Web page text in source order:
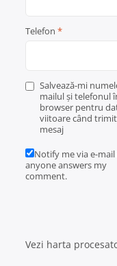
Telefon *
Salvează-mi
mailul și telefonul
browser pentru
viitoare când
mesaj
Notify me via e-mail
anyone answers my
comment.
Vezi harta